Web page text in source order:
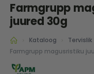
to
the
beginning
of
the
gallery
Farmgrupp
juured 30g
Kataloog
Farmgrupp magusristiku